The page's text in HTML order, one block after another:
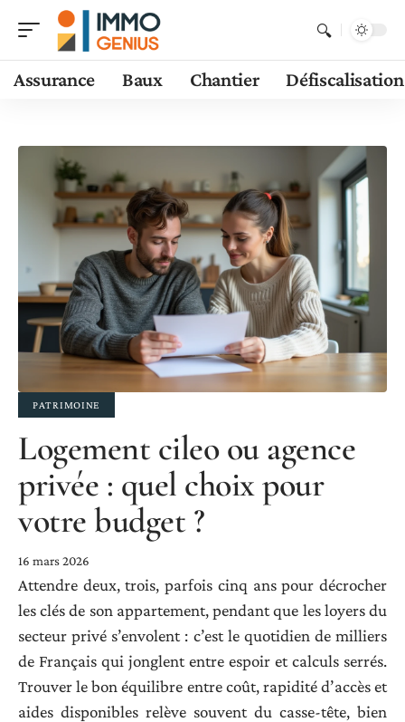
Assurance Baux Chantier Défiscalisation
PATRIMOINE
Logement cileo ou agence
privée : quel choix pour
votre budget ?
16 mars 2026
Attendre deux, trois, parfois cinq ans pour décrocher
les clés de son appartement, pendant que les loyers du
secteur privé s’envolent : c’est le quotidien de milliers
de Français qui jonglent entre espoir et calculs serrés.
Trouver le bon équilibre entre coût, rapidité d’accès et
aides disponibles relève souvent du casse-tête, bien